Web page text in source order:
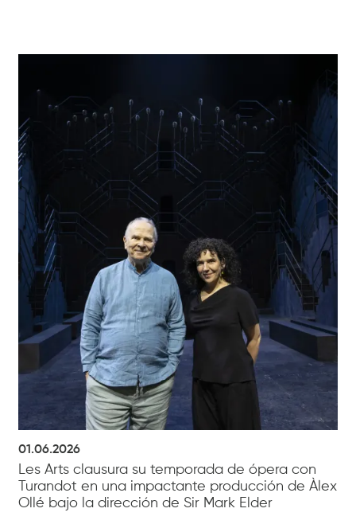
01.06.2026
Les Arts clausura su temporada de ópera con
Turandot en una impactante producción de Àlex
Ollé bajo la dirección de Sir Mark Elder